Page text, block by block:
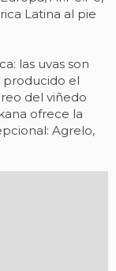
Latina al pie
las uvas son
producido el
del viñedo
ofrece la
Agrelo,